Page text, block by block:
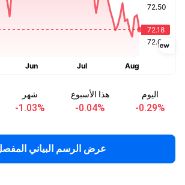
اليوم
-0.29%
هذا الأسبوع
-0.04%
شهر
-1.03%
عرض الرسم البياني